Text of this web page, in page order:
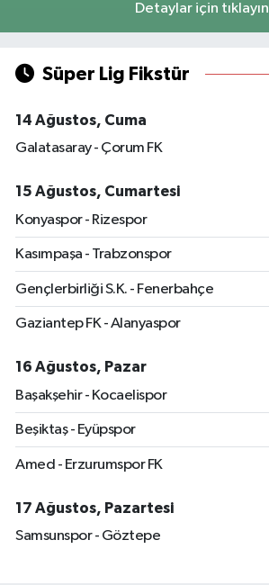
Detaylar için tıklayın
Süper Lig Fikstür
14 Ağustos, Cuma
Galatasaray - Çorum FK
15 Ağustos, Cumartesi
Konyaspor - Rizespor
Kasımpaşa - Trabzonspor
Gençlerbirliği S.K. - Fenerbahçe
Gaziantep FK - Alanyaspor
16 Ağustos, Pazar
Başakşehir - Kocaelispor
Beşiktaş - Eyüpspor
Amed - Erzurumspor FK
17 Ağustos, Pazartesi
Samsunspor - Göztepe